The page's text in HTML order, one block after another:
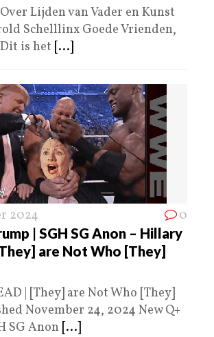
Lijden van Vader en Kunst
Schelllinx Goede Vrienden,
is het [...]
2024 0
| SGH SG Anon – Hillary
are Not Who [They]
| [They] are Not Who [They]
November 24, 2024 New Q+
SG Anon [...]